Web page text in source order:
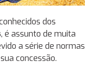
dos
, é assunto de muita
a série de normas
concessão.